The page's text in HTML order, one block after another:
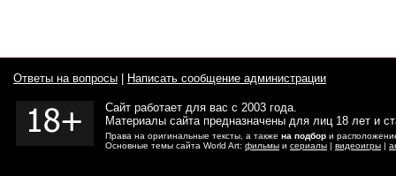
Ответы на вопросы Написать сообщение администрации
Сайт работает для вас с 2003 года.
Материалы сайта предназначены для лиц 18 лет и
Права на оригинальные тексты, а также на подбор и
Основные темы сайта World Art: фильмы и сериалы | видеоигры |